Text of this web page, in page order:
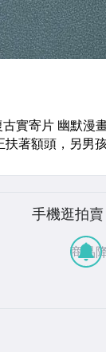
手機逛拍
商品